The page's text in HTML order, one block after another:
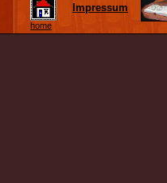
home
Impressum